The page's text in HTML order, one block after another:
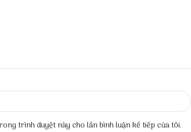
trình duyệt này cho lần bình luận kế tiếp của tôi.